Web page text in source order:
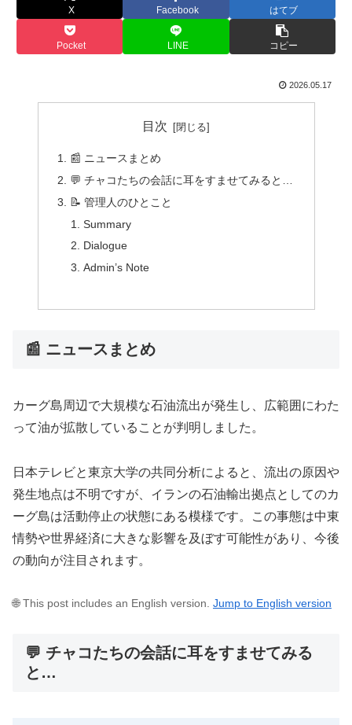
X Facebook はてブ
Pocket LINE コピー
2026.05.17
目次
📰 ニュースまとめ
💬 チャコたちの会話に耳をすませてみると…
📝 管理人のひとこと
Summary
Dialogue
Admin’s Note
📰 ニュースまとめ
カーグ島周辺で大規模な石油流出が発生し、広範囲にわた
って油が拡散していることが判明しました。
日本テレビと東京大学の共同分析によると、流出の原因や
発生地点は不明ですが、イランの石油輸出拠点としてのカ
ーグ島は活動停止の状態にある模様です。この事態は中東
情勢や世界経済に大きな影響を及ぼす可能性があり、今後
の動向が注目されます。
🌐 This post includes an English version. Jump to English version
💬 チャコたちの会話に耳をすませてみる
と…